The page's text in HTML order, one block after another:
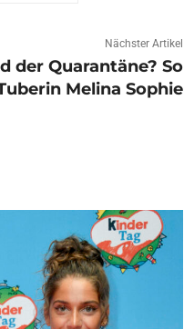
Nächster Artikel
der Quarantäne? So
Melina Sophie